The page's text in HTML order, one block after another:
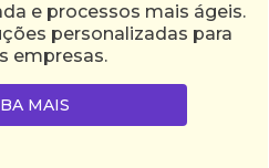
e processos mais ágeis.
personalizadas para
empresas.
MAIS